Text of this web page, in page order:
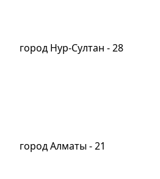
город Нур-Султан - 28
город Алматы - 21